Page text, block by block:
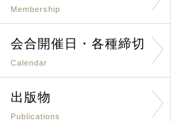
Membership
会合開催日・各種締切
Calendar
出版物
Publications